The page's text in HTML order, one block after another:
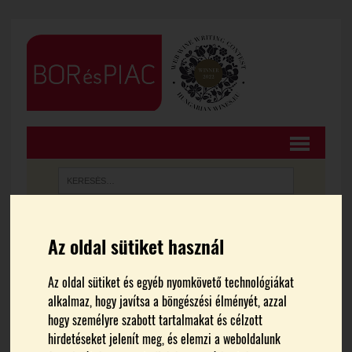
Az oldal sütiket használ
Az oldal sütiket és egyéb nyomkövető technológiákat
alkalmaz, hogy javítsa a böngészési élményét, azzal
hogy személyre szabott tartalmakat és célzott
hirdetéseket jelenít meg, és elemzi a weboldalunk
FŐOLDAL HÍREK
A megújult ProWein
mindenkit lázba hoz